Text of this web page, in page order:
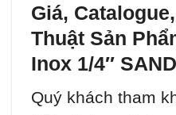
Giá,
Thuật Sản
Inox 1/4″
Quý khách tham